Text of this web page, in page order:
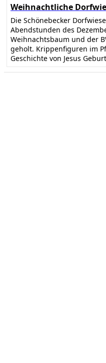
Weihnachtliche
Die Schönebecker
Abendstunden des
Weihnachtsbaum und der
geholt. Krippenfiguren im
Geschichte von Jesus